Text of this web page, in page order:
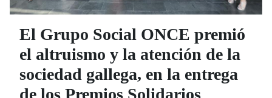
El Grupo Social ONCE premió
el altruismo y la atención de la
sociedad gallega, en la entrega
de los Premios Solidarios